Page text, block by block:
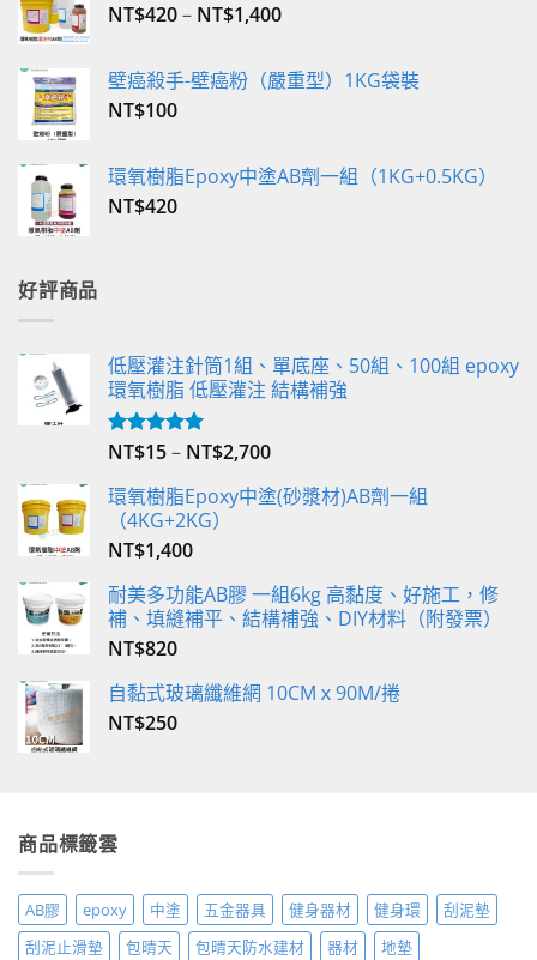
NT$420– NT$1,400
壁癌殺手-壁癌粉（嚴重型）1KG袋裝
NT$100
環氧樹脂Epoxy中塗AB劑一組（1KG+0.5KG）
NT$420
好評商品
低壓灌注針筒1組、單底座、50組、100組 epoxy
環氧樹脂 低壓灌注 結構補強
評分5.00
NT$15– NT$2,700
環氧樹脂Epoxy中塗(砂漿材)AB劑一組
（4KG+2KG）
NT$1,400
耐美多功能AB膠 一組6kg 高黏度、好施工，修
補、填縫補平、結構補強、DIY材料（附發票）
NT$820
自黏式玻璃纖維網 10CMｘ90M/捲
NT$250
商品標籤雲
AB膠 epoxy 中塗 五金器具 健身器材 健身環
刮泥墊
刮泥止滑墊
包晴天 包晴天防水建材 器材
地墊